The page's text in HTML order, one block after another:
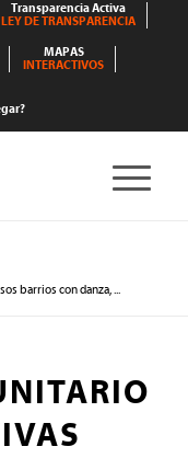
Transparencia Activa
LEY DE TRANSPARENCIA
MAPAS
INTERACTIVOS
barrios con danza, ...